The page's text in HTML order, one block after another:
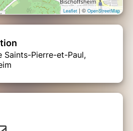
Leaflet | © OpenStreetMap
Saints-Pierre-et-Paul,